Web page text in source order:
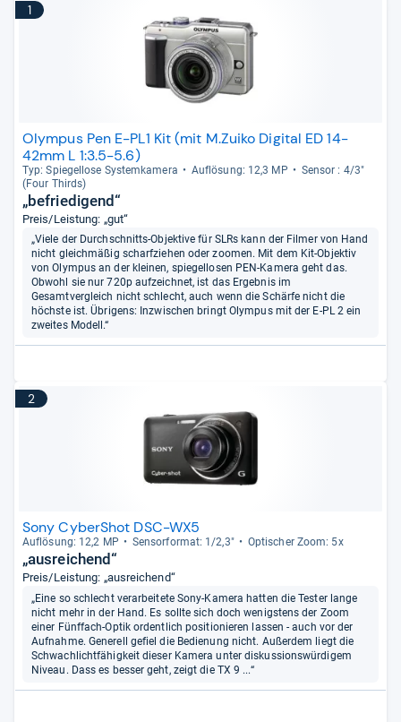
1
Olympus Pen E-PL1 Kit (mit M.Zuiko Digital ED 14-
42mm L 1:3.5-5.6)
Typ: Spie­gel­lose Sys­tem­ka­mera Auf­lö­sung: 12,3 MP
Sen­sor : 4/3"
(Four Thirds)
„befriedigend“
Preis/Leistung: „gut“
„Viele der Durchschnitts-Objektive für SLRs kann der Filmer von Hand
nicht gleichmäßig scharfziehen oder zoomen. Mit dem Kit-Objektiv
von Olympus an der kleinen, spiegellosen PEN-Kamera geht das.
Obwohl sie nur 720p aufzeichnet, ist das Ergebnis im
Gesamtvergleich nicht schlecht, auch wenn die Schärfe nicht die
höchste ist. Übrigens: Inzwischen bringt Olympus mit der E-PL 2 ein
zweites Modell.“
2
Sony CyberShot DSC-WX5
Auf­lö­sung: 12,2 MP Sen­sor­for­mat: 1/2,3" Opti­scher Zoom: 5x
„ausreichend“
Preis/Leistung: „ausreichend“
„Eine so schlecht verarbeitete Sony-Kamera hatten die Tester lange
nicht mehr in der Hand. Es sollte sich doch wenigstens der Zoom
einer Fünffach-Optik ordentlich positionieren lassen - auch vor der
Aufnahme. Generell gefiel die Bedienung nicht. Außerdem liegt die
Schwachlichtfähigkeit dieser Kamera unter diskussionswürdigem
Niveau. Dass es besser geht, zeigt die TX 9 ...“